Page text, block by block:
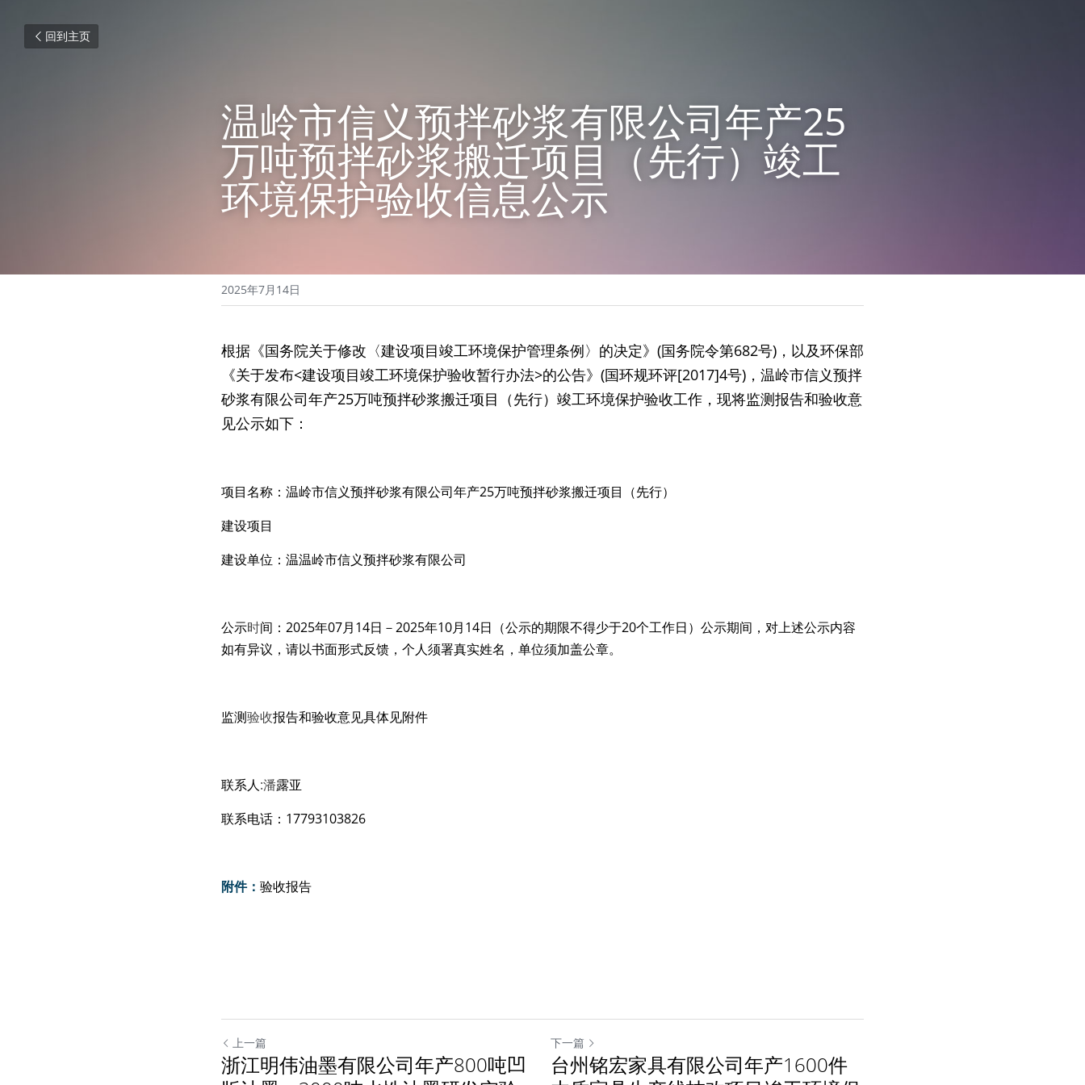
回到主页
温岭市信义预拌砂浆有限公司年产25
万吨预拌砂浆搬迁项目（先行）竣工
环境保护验收信息公示
2025年7月14日
根据《国务院关于修改〈建设项目竣工环境保护管理条例〉的决定》(国务院令第682号)，以及环保部
《关于发布<建设项目竣工环境保护验收暂行办法>的公告》(国环规环评[2017]4号)，温岭市信义预拌
砂浆有限公司年产25万吨预拌砂浆搬迁项目（先行）竣工环境保护验收工作，现将监测报告和验收意
见公示如下：
项目名称：温岭市信义预拌砂浆有限公司年产25万吨预拌砂浆搬迁项目（先行）
建设项目
建设单位：温温岭市信义预拌砂浆有限公司
公示时间：2025年07月14日－2025年10月14日（公示的期限不得少于20个工作日）公示期间，对上述公示内容
如有异议，请以书面形式反馈，个人须署真实姓名，单位须加盖公章。
监测验收报告和验收意见具体见附件
联系人:潘露亚
联系电话：17793103826
附件： 验收报告
上一篇
浙江明伟油墨有限公司年产800吨凹
下一篇
台州铭宏家具有限公司年产1600件